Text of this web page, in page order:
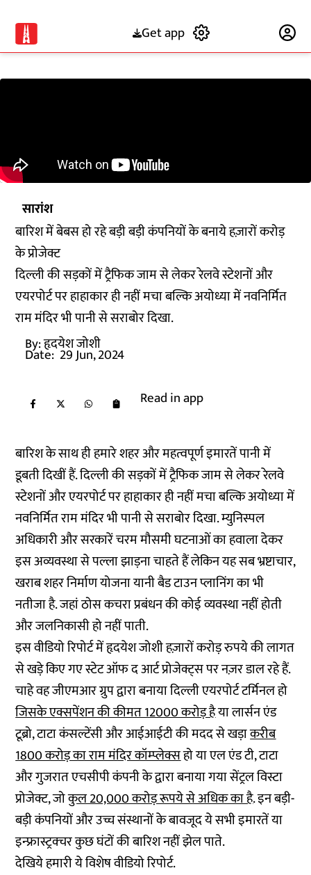
Get app
सारांश
बारिश में बेबस हो रहे बड़ी बड़ी कंपनियों के बनाये हज़ारों करोड़
के प्रोजेक्ट
दिल्ली की सड़कों में ट्रैफिक जाम से लेकर रेलवे स्टेशनों और
एयरपोर्ट पर हाहाकार ही नहीं मचा बल्कि अयोध्या में नवनिर्मित
राम मंदिर भी पानी से सराबोर दिखा.
By:हृदयेश जोशी
Date: 29 Jun, 2024
Read in app
बारिश के साथ ही हमारे शहर और महत्वपूर्ण इमारतें पानी में
डूबती दिखीं हैं. दिल्ली की सड़कों में ट्रैफिक जाम से लेकर रेलवे
स्टेशनों और एयरपोर्ट पर हाहाकार ही नहीं मचा बल्कि अयोध्या में
नवनिर्मित राम मंदिर भी पानी से सराबोर दिखा. म्युनिस्पल
अधिकारी और सरकारें चरम मौसमी घटनाओं का हवाला देकर
इस अव्यवस्था से पल्ला झाड़ना चाहते हैं लेकिन यह सब भ्रष्टाचार,
खराब शहर निर्माण योजना यानी बैड टाउन प्लानिंग का भी
नतीजा है. जहां ठोस कचरा प्रबंधन की कोई व्यवस्था नहीं होती
और जलनिकासी हो नहीं पाती.
इस वीडियो रिपोर्ट में हृदयेश जोशी हज़ारों करोड़ रुपये की लागत
से खड़े किए गए स्टेट ऑफ द आर्ट प्रोजेक्ट्स पर नज़र डाल रहे हैं.
चाहे वह जीएमआर ग्रुप द्वारा बनाया दिल्ली एयरपोर्ट टर्मिनल हो
जिसके एक्सपेंशन की कीमत 12000 करोड़ हैया लार्सन एंड
टूब्रो, टाटा कंसल्टेंसी और आईआईटी की मदद से खड़ाकरीब
1800 करोड़ का राम मंदिर कॉम्प्लेक्सहो या एल एंड टी, टाटा
और गुजरात एचसीपी कंपनी के द्वारा बनाया गया सेंट्रल विस्टा
प्रोजेक्ट, जोकुल 20,000 करोड़ रूपये से अधिक का है. इन बड़ी-
बड़ी कंपनियों और उच्च संस्थानों के बावजूद ये सभी इमारतें या
इन्फ्रास्ट्रक्चर कुछ घंटों की बारिश नहीं झेल पाते.
देखिये हमारी ये विशेष वीडियो रिपोर्ट.